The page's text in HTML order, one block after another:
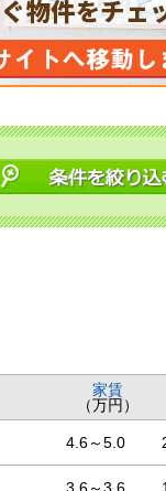
家賃
（万円）
4.6～5.0